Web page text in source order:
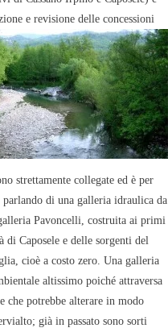
e revisione delle concessioni
strettamente collegate ed è per
parlando di una galleria idraulica da
Pavoncelli, costruita ai primi
di Caposele e delle sorgenti del
cioè a costo zero. Una galleria
altissimo poiché attraversa
che potrebbe alterare in modo
già in passato sono sorti